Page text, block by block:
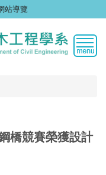
站導覽
橋競賽榮獲設計